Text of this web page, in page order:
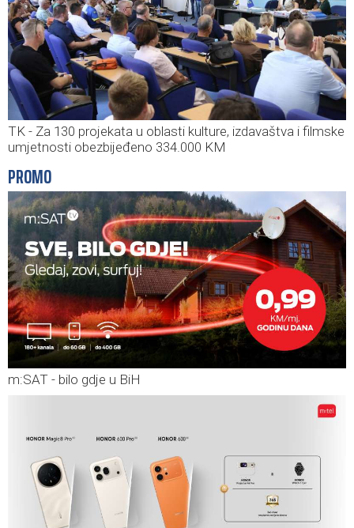
TK - Za 130 projekata u oblasti kulture, izdavaštva i filmske
umjetnosti obezbijeđeno 334.000 KM
PROMO
m:SAT - bilo gdje u BiH